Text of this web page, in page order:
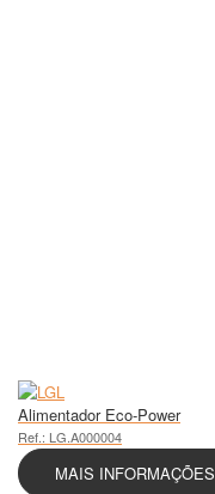
Alimentador Eco-Power
Ref.: LG.A000004
MAIS INFORMAÇÕES